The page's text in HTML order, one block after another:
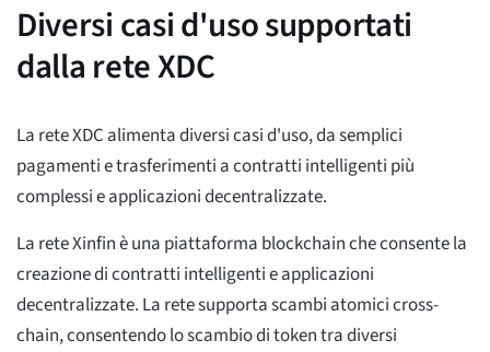
Diversi casi d'uso supportati
dalla rete XDC
La rete XDC alimenta diversi casi d'uso, da semplici
pagamenti e trasferimenti a contratti intelligenti più
complessi e applicazioni decentralizzate.
La rete Xinfin è una piattaforma blockchain che consente la
creazione di contratti intelligenti e applicazioni
decentralizzate. La rete supporta scambi atomici cross-
chain, consentendo lo scambio di token tra diversi